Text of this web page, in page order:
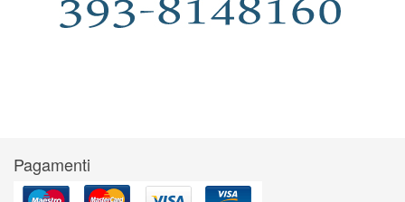
Pagamenti